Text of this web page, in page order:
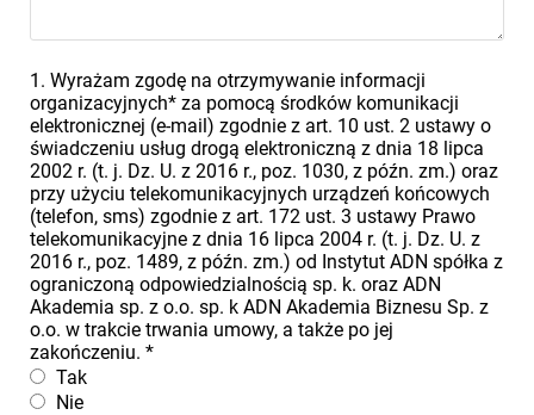
1. Wyrażam zgodę na otrzymywanie informacji
organizacyjnych* za pomocą środków komunikacji
elektronicznej (e-mail) zgodnie z art. 10 ust. 2 ustawy o
świadczeniu usług drogą elektroniczną z dnia 18 lipca
2002 r. (t. j. Dz. U. z 2016 r., poz. 1030, z późn. zm.) oraz
przy użyciu telekomunikacyjnych urządzeń końcowych
(telefon, sms) zgodnie z art. 172 ust. 3 ustawy Prawo
telekomunikacyjne z dnia 16 lipca 2004 r. (t. j. Dz. U. z
2016 r., poz. 1489, z późn. zm.) od Instytut ADN spółka z
ograniczoną odpowiedzialnością sp. k. oraz ADN
Akademia sp. z o.o. sp. k ADN Akademia Biznesu Sp. z
o.o. w trakcie trwania umowy, a także po jej
zakończeniu. *
Tak
Nie